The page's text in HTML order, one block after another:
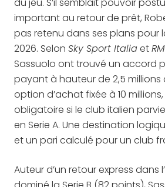
important au retour de prêt,
pas retenu dans ses plans pour
2026. Selon Sky Sport Italiaet
Sassuolo ont trouvé un accord
payant à hauteur de 2,5 millions
option d’achat fixée à 10
obligatoire si le club italien
en Serie A. Une destination
et un pari calculé pour un club
Auteur d’un retour express dans